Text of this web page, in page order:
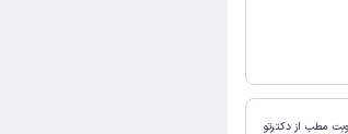
مطب از دکترتو